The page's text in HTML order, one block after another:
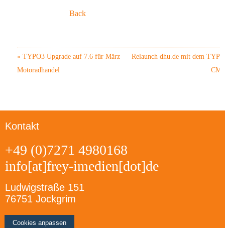
Back
« TYPO3 Upgrade auf 7.6 für März
Motoradhandel
Relaunch dhu.de mit dem
Kontakt
+49 (0)7271 4980168
info[at]frey-imedien[dot]de
Ludwigstraße 151
76751 Jockgrim
Cookies anpassen